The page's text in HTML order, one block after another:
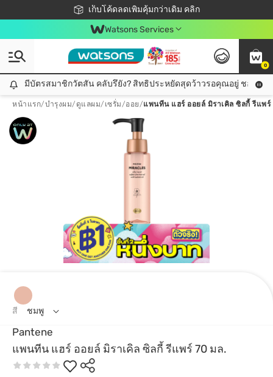
เก็บโค้ดลดเพิ่มคุ้มกว่าเดิม คลิก
ชอปออนไลน์ครั้งแรก ลดเพิ่มจุก ๆ 10%! 🎉
📦ส่งฟรี! เมื่อชอป 499฿
สมาชิกวัตสัน คลับดียังไง?
Watsons Services
0
มีบัตรสมาชิกวัตสัน คลับรึยัง? สิทธิประหยัดสุดว้าวรอคุณอยู่ ชอปคุ้มกว่าเดิม คลิก!
มีบัตรสมาชิกวัตสัน คลับรึยัง? สิทธิประหยัดสุดว้าวรอคุณอยู่ ชอปคุ้มก
หน้าแรก/บำรุงผม/ ดูแลผม/ เซรั่ม/ออย/แพนทีน แฮร์ ออยล์ มิราเคิล ซิลกี้ รีแพร์
Pantene
แพนทีน แฮร์ ออยล์ มิราเคิล ซิลกี้ รีแพร์ 70 มล.
สี ชมพู